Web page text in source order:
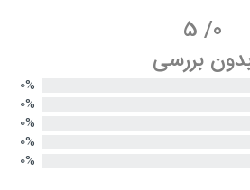
0
/
5
بررسی
0%
0%
0%
0%
0%